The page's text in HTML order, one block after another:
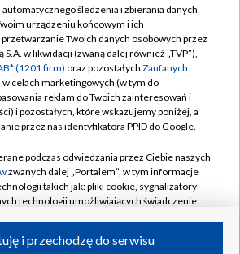
TVP
TVP
Cyfrowa
Regulamin TVP
Polityka prywatności
Moje zgody
Pomoc
Kontakt
Kanały
śledzenia i zbierania danych,
urządzeniu końcowym i ich
Twoich danych osobowych przez
S.A. w likwidacji (zwaną dalej również „TVP”),
(1201 firm) oraz pozostałych Zaufanych
w celach marketingowych (w tym do
reklam do Twoich zainteresowań i
i pozostałych, które wskazujemy poniżej, a
przez nas identyfikatora PPID do Google.
podczas odwiedzania przez Ciebie naszych
zwanych dalej „Portalem”, w tym informacje
takich jak: pliki cookie, sygnalizatory
technologii umożliwiających świadczenie
i przechodzę do serwisu